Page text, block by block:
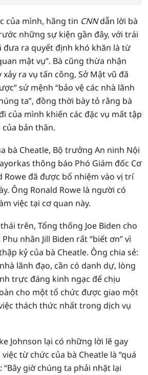
của mình, hãng tin CNNdẫn lời bà
những sự kiện gần đây, với trái
ra quyết định khó khăn là từ
mật vụ”. Bà cũng thừa nhận
ra vụ tấn công, Sở Mật vũ đã
sứ mệnh “bảo vệ các nhà lãnh
ta”, đồng thời bày tỏ rằng bà
của mình khiến các đặc vụ mất tập
bản thân.
bà Cheatle, Bộ trưởng An ninh Nội
thông báo Phó Giám đốc Cơ
Rowe đã được bổ nhiệm vào vị trí
Ông Ronald Rowe là người có
việc tại cơ quan này.
trên, Tổng thống Joe Biden cho
nhân Jill Biden rất “biết ơn” vì
kỷ của bà Cheatle. Ông chia sẻ:
lãnh đạo, cần có danh dự, lòng
trực đáng kinh ngạc để chịu
cho một tổ chức được giao một
thách thức nhất trong dịch vụ
Johnson lại có những lời lẽ gay
từ chức của bà Cheatle là “quá
“Bây giờ chúng ta phải nhặt lại